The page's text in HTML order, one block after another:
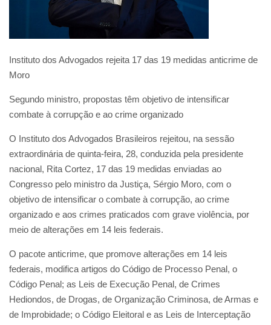
Instituto dos Advogados rejeita 17 das 19 medidas anticrime de
Moro
Segundo ministro, propostas têm objetivo de intensificar
combate à corrupção e ao crime organizado
O Instituto dos Advogados Brasileiros rejeitou, na sessão
extraordinária de quinta-feira, 28, conduzida pela presidente
nacional, Rita Cortez, 17 das 19 medidas enviadas ao
Congresso pelo ministro da Justiça, Sérgio Moro, com o
objetivo de intensificar o combate à corrupção, ao crime
organizado e aos crimes praticados com grave violência, por
meio de alterações em 14 leis federais.
O pacote anticrime, que promove alterações em 14 leis
federais, modifica artigos do Código de Processo Penal, o
Código Penal; as Leis de Execução Penal, de Crimes
Hediondos, de Drogas, de Organização Criminosa, de Armas e
de Improbidade; o Código Eleitoral e as Leis de Interceptação